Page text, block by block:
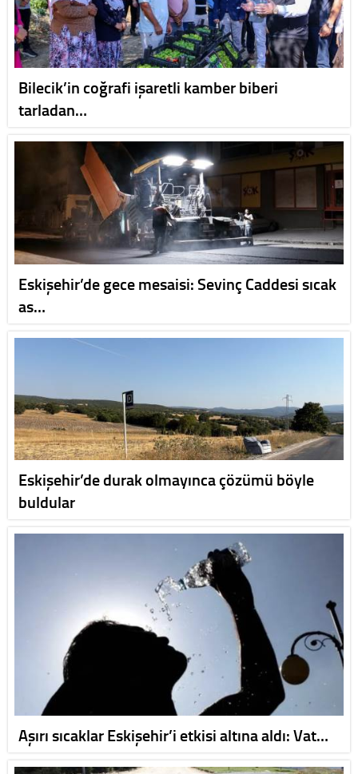
Bilecik’in coğrafi işaretli kamber biberi
tarladan…
Eskişehir’de gece mesaisi: Sevinç Caddesi sıcak
as…
Eskişehir’de durak olmayınca çözümü böyle
buldular
Aşırı sıcaklar Eskişehir’i etkisi altına aldı: Vat…